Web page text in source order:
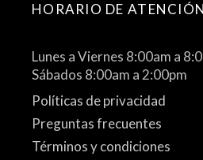
HORARIO DE
Lunes a Viernes 8:00am a
Sábados 8:00am a 2:00pm
Políticas de privacidad
Preguntas frecuentes
Términos y condiciones